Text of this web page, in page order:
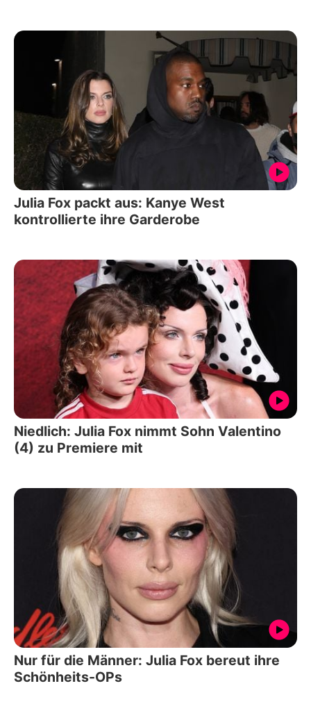
Julia Fox packt aus: Kanye West
kontrollierte ihre Garderobe
Niedlich: Julia Fox nimmt Sohn Valentino
(4) zu Premiere mit
Nur für die Männer: Julia Fox bereut ihre
Schönheits-OPs